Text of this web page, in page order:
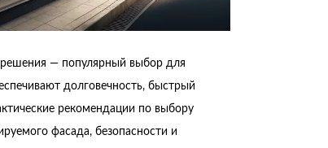
— популярный выбор для
долговечность, быстрый
рекомендации по выбору
фасада, безопасности и